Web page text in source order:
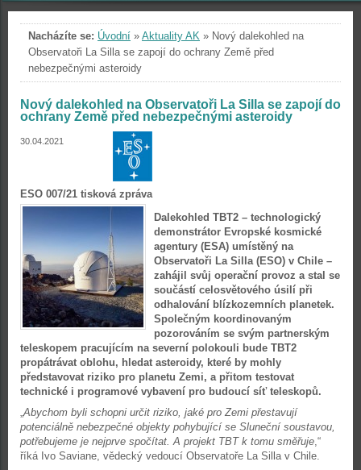
Nacházíte se: Úvodní » Aktuality AK » Nový dalekohled na
Observatoři La Silla se zapojí do ochrany Země před
nebezpečnými asteroidy
Nový dalekohled na Observatoři La Silla se zapojí do
ochrany Země před nebezpečnými asteroidy
30.04.2021
ESO 007/21 tisková zpráva
Dalekohled TBT2 – technologický
demonstrátor Evropské kosmické
agentury (ESA) umístěný na
Observatoři La Silla (ESO) v Chile –
zahájil svůj operační provoz a stal se
součástí celosvětového úsilí při
odhalování blízkozemních planetek.
Společným koordinovaným
pozorováním se svým partnerským
teleskopem pracujícím na severní polokouli bude TBT2
propátrávat oblohu, hledat asteroidy, které by mohly
představovat riziko pro planetu Zemi, a přitom testovat
technické i programové vybavení pro budoucí síť teleskopů.
„Abychom byli schopni určit riziko, jaké pro Zemi přestavují
potenciálně nebezpečné objekty pohybující se Sluneční soustavou,
potřebujeme je nejprve spočítat. A projekt TBT k tomu směřuje,“
říká Ivo Saviane, vědecký vedoucí Observatoře La Silla v Chile.